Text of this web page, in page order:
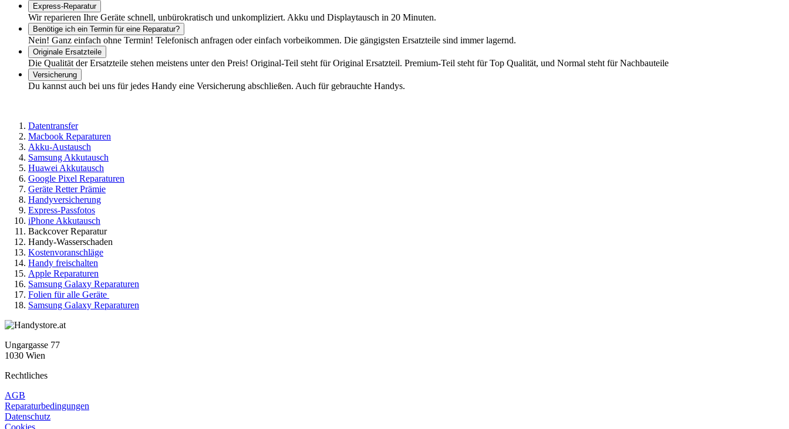
Express-Reparatur
Wir reparieren Ihre Geräte schnell, unbürokratisch und unkompliziert. Akku und Displaytausch in 20 Minuten.
Benötige ich ein Termin für eine Reparatur?
Nein! Ganz einfach ohne Termin! Telefonisch anfragen oder einfach vorbeikommen. Die gängigsten Ersatzteile sind immer lagernd.
Originale Ersatzteile
Die Qualität der Ersatzteile stehen meistens unter den Preis! Original-Teil steht für Original Ersatzteil. Premium-Teil steht für Top Qualität, und Normal steht für Nachbauteile
Versicherung
Du kannst auch bei uns für jedes Handy eine Versicherung abschließen. Auch für gebrauchte Handys.
Datentransfer
Macbook Reparaturen
Akku-Austausch
Samsung Akkutausch
Huawei Akkutausch
Google Pixel Reparaturen
Geräte Retter Prämie
Handyversicherung
Express-Passfotos
iPhone Akkutausch
Backcover Reparatur
Handy-Wasserschaden
Kostenvoranschläge
Handy freischalten
Apple Reparaturen
Samsung Galaxy Reparaturen
Folien für alle Geräte
Samsung Galaxy Reparaturen
Ungargasse 77
1030 Wien
Rechtliches
AGB
Reparaturbedingungen
Datenschutz
Cookies